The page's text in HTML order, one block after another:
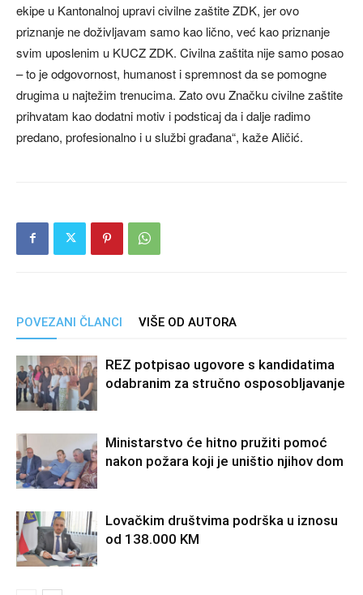
ekipe u Kantonalnoj upravi civilne zaštite ZDK, jer ovo
priznanje ne doživljavam samo kao lično, već kao priznanje
svim uposlenim u KUCZ ZDK. Civilna zaštita nije samo posao
– to je odgovornost, humanost i spremnost da se pomogne
drugima u najtežim trenucima. Zato ovu Značku civilne zaštite
prihvatam kao dodatni motiv i podsticaj da i dalje radimo
predano, profesionalno i u službi građana“, kaže Aličić.
POVEZANI ČLANCI VIŠE OD AUTORA
REZ potpisao ugovore s kandidatima
odabranim za stručno osposobljavanje
Ministarstvo će hitno pružiti pomoć
nakon požara koji je uništio njihov dom
Lovačkim društvima podrška u iznosu
od 138.000 KM